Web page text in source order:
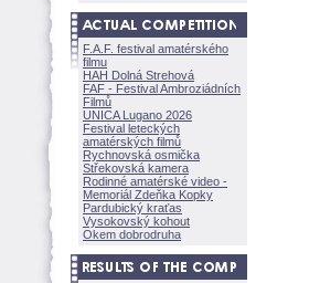
F.A.F. festival amatérského
filmu
HAH Dolná Strehov
FAF - Festival Ambroziádních
Filmů
UNICA Lugano 2026
Festival leteckých
amatérských filmů
Rychnovská osmička
Střekovská kamera
Rodinné amatérské video -
Memoriál Zdeňka Kopky
Pardubický kraťas
Vysokovský kohout
Okem dobrodruha